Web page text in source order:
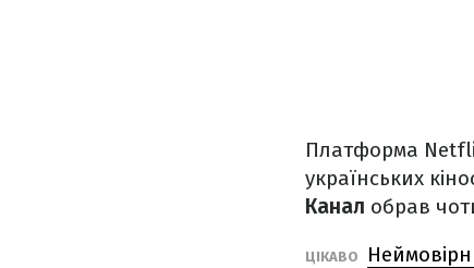
Платформа
українських
Канал обрав
ЦІКАВО